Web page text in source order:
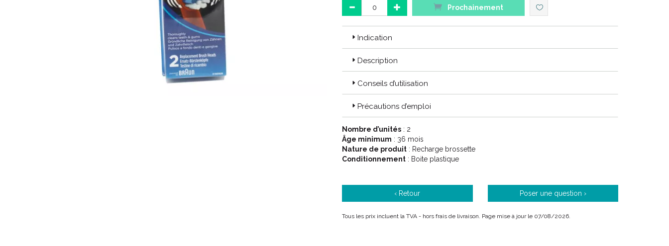
Prochainement
Indication
Description
Conseils d’utilisation
Précautions d’emploi
Nombre d’unités : 2
Âge minimum : 36 mois
Nature de produit : Recharge brossette
Conditionnement : Boite plastique
‹ Retour Poser une question ›
Tous les prix incluent la TVA - hors frais de livraison. Page mise à jour le 07/08/2026.